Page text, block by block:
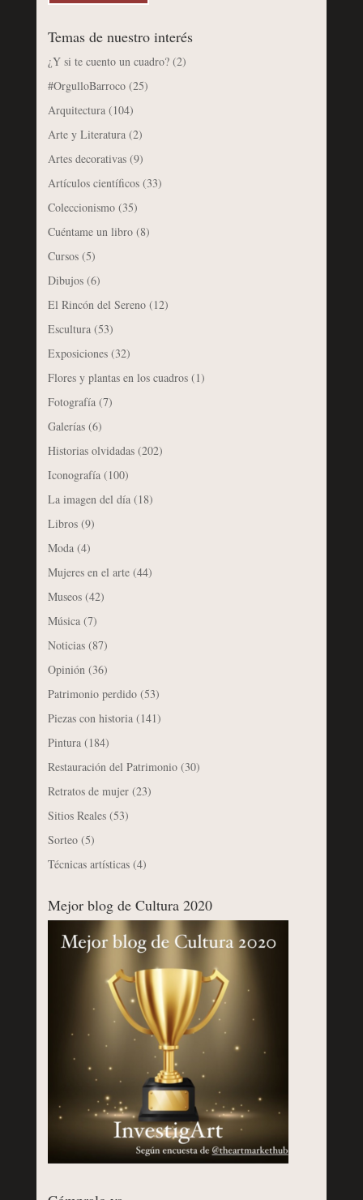
Temas de nuestro interés
¿Y si te cuento un cuadro?(2)
#OrgulloBarroco(25)
Arquitectura(104)
Arte y Literatura(2)
Artes decorativas(9)
Artículos científicos(33)
Coleccionismo(35)
Cuéntame un libro(8)
Cursos(5)
Dibujos(6)
El Rincón del Sereno(12)
Escultura(53)
Exposiciones(32)
Flores y plantas en los cuadros(1)
Fotografía(7)
Galerías(6)
Historias olvidadas(202)
Iconografía(100)
La imagen del día(18)
Libros(9)
Moda(4)
Mujeres en el arte(44)
Museos(42)
Música(7)
Noticias(87)
Opinión(36)
Patrimonio perdido(53)
Piezas con historia(141)
Pintura(184)
Restauración del Patrimonio(30)
Retratos de mujer(23)
Sitios Reales(53)
Sorteo(5)
Técnicas artísticas(4)
Mejor blog de Cultura 2020